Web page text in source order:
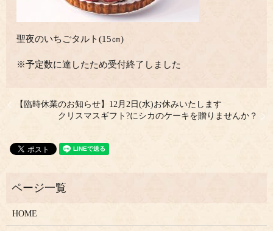
聖夜のいちごタルト(15㎝)
※予定数に達したため受付終了しました
【臨時休業のお知らせ】12月2日(水)お休みいたします
クリスマスギフト?にシカのケーキを贈りませんか？
HOME